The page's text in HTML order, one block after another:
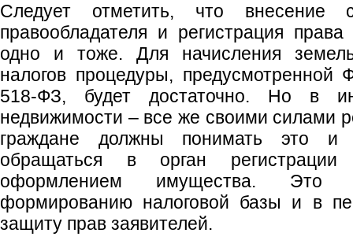
Следует отметить, что внесение
правообладателя и регистрация
одно и тоже. Для начисления
налогов процедуры,
518-ФЗ, будет достаточно. Но в
недвижимости – все же своими силами
граждане должны понимать это и
обращаться в орган
оформлением имущества. Это
формированию налоговой базы и в
защиту прав заявителей.